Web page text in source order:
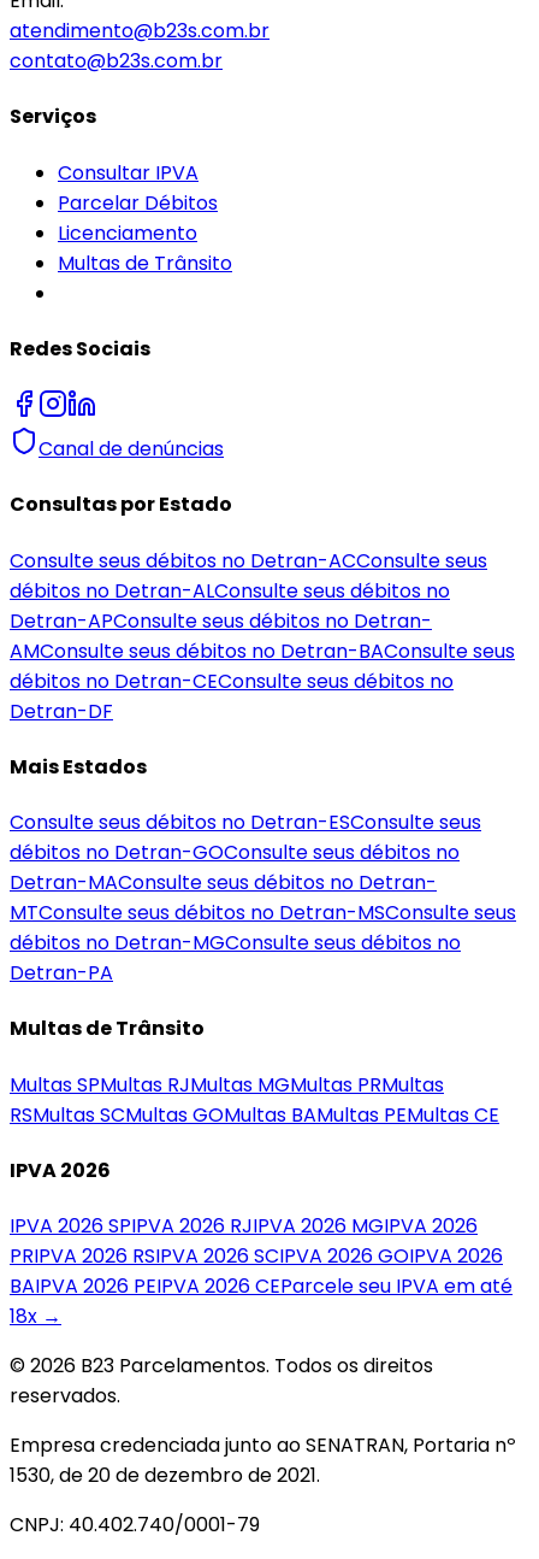
atendimento@b23s.com.br
contato@b23s.com.br
Serviços
Consultar IPVA
Parcelar Débitos
Licenciamento
Multas de Trânsito
Redes Sociais
Canal de denúncias
Consultas por Estado
Consulte seus débitos no Detran-ACConsulte seus
débitos no Detran-ALConsulte seus débitos no
Detran-APConsulte seus débitos no Detran-
AMConsulte seus débitos no Detran-BAConsulte seus
débitos no Detran-CEConsulte seus débitos no
Detran-DF
Mais Estados
Consulte seus débitos no Detran-ESConsulte seus
débitos no Detran-GOConsulte seus débitos no
Detran-MAConsulte seus débitos no Detran-
MTConsulte seus débitos no Detran-MSConsulte seus
débitos no Detran-MGConsulte seus débitos no
Detran-PA
Multas de Trânsito
MultasSPMultas RJMultas MGMultas PRMultas
RSMultasSCMultasGOMultas BAMultas PEMultasCE
IPVA 2026
IPVA 2026SPIPVA 2026 RJIPVA 2026 MGIPVA 2026
PRIPVA 2026 RSIPVA 2026SCIPVA 2026GOIPVA 2026
BAIPVA 2026 PEIPVA 2026CEParcele seu IPVA em até
18x →
© 2026 B23 Parcelamentos. Todos os direitos
reservados.
Empresa credenciada junto ao SENATRAN, Portaria nº
1530, de 20 de dezembro de 2021.
CNPJ: 40.402.740/0001-79